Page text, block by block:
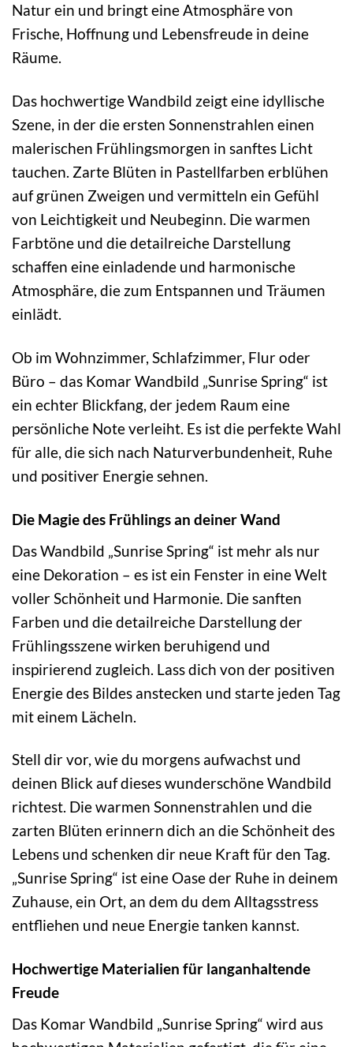
Natur ein und bringt eine Atmosphäre von
Frische, Hoffnung und Lebensfreude in deine
Räume.
Das hochwertige Wandbild zeigt eine idyllische
Szene, in der die ersten Sonnenstrahlen einen
malerischen Frühlingsmorgen in sanftes Licht
tauchen. Zarte Blüten in Pastellfarben erblühen
auf grünen Zweigen und vermitteln ein Gefühl
von Leichtigkeit und Neubeginn. Die warmen
Farbtöne und die detailreiche Darstellung
schaffen eine einladende und harmonische
Atmosphäre, die zum Entspannen und Träumen
einlädt.
Ob im Wohnzimmer, Schlafzimmer, Flur oder
Büro – das Komar Wandbild „Sunrise Spring“ ist
ein echter Blickfang, der jedem Raum eine
persönliche Note verleiht. Es ist die perfekte Wahl
für alle, die sich nach Naturverbundenheit, Ruhe
und positiver Energie sehnen.
Die Magie des Frühlings an deiner Wand
Das Wandbild „Sunrise Spring“ ist mehr als nur
eine Dekoration – es ist ein Fenster in eine Welt
voller Schönheit und Harmonie. Die sanften
Farben und die detailreiche Darstellung der
Frühlingsszene wirken beruhigend und
inspirierend zugleich. Lass dich von der positiven
Energie des Bildes anstecken und starte jeden Tag
mit einem Lächeln.
Stell dir vor, wie du morgens aufwachst und
deinen Blick auf dieses wunderschöne Wandbild
richtest. Die warmen Sonnenstrahlen und die
zarten Blüten erinnern dich an die Schönheit des
Lebens und schenken dir neue Kraft für den Tag.
„Sunrise Spring“ ist eine Oase der Ruhe in deinem
Zuhause, ein Ort, an dem du dem Alltagsstress
entfliehen und neue Energie tanken kannst.
Hochwertige Materialien für langanhaltende
Freude
Das Komar Wandbild „Sunrise Spring“ wird aus